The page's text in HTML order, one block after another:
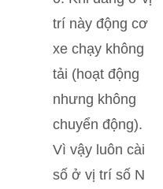
trí này động cơ
xe chạy không
tải (hoạt động
nhưng không
chuyển động).
Vì vậy luôn cài
số ở vị trí số N